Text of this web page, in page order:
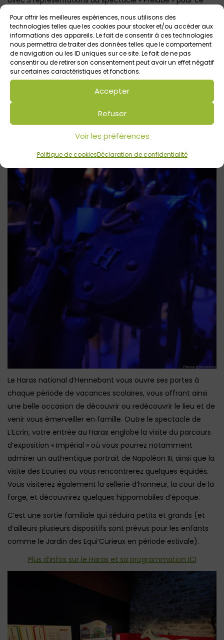
Pour offrir les meilleures expériences, nous utilisons des
technologies telles que les cookies pour stocker et/ou accéder aux
informations des appareils. Le fait de consentir à ces technologies
nous permettra de traiter des données telles que le comportement
de navigation ou les ID uniques sur ce site. Le fait de ne pas
consentir ou de retirer son consentement peut avoir un effet négatif
sur certaines caractéristiques et fonctions.
Accepter
Refuser
Voir les préférences
Politique de cookiesDéclaration de confidentialité
week-end inaugural les 17, 18 et 19 octobre 2025. 7
compagnies équestres différentes se sont associées pour
créer un spectacle grandiose, où tous les arts équestres
étaient présents. 30 équidés ont foulé la piste devant un
public conquis pour ces 3 représentations uniques et
spectaculaires !
Le Haras national d’Hennebont vous ouvre ses portes à
chaque période de vacances scolaires, vous offrant ainsi
une belle occasion de découvrir ou redécouvrir le lieu et de
venir vous émerveiller en famille. Outre le spectacle de
L’Ecrin, votre entrée au Haras englobe la visite du parcours
d’exposition « Impérial » où vous pourrez notamment
admirer un authentique portrait de Napoléon III, ainsi que la
visite des Ecuries ou vous rencontrerez quelques équidés.
Vous visiterez également la sellerie d’honneur, la cour de la
forge, et découvrirez quelques hippomobiles d’époque.
C’est une sortie familiale qui séduira petits et grands (et
d’ailleurs plusieurs dispositifs sont prévus pour les enfants
comme le Jardin des Equi’Curieux en période estivale).
Plus d’infos sur le Haras et sa programmation ICI